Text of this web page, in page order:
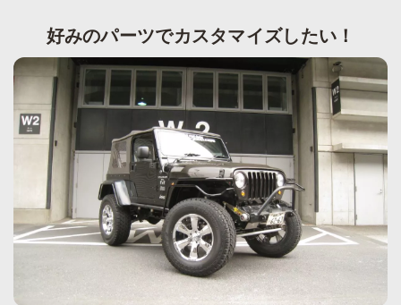
好みのパーツでカスタマイズしたい！